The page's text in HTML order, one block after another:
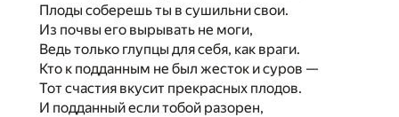
Плоды соберешь ты в сушильни свои.
Из почвы его вырывать не моги,
Ведь только глупцы для себя, как враги.
Кто к подданным не был жесток и суров —
Тот счастия вкусит прекрасных плодов.
И подданный если тобой разорен,